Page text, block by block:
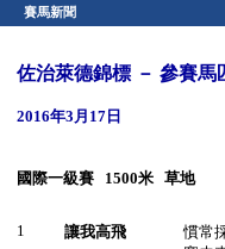
賽馬新聞
佐治萊德錦標 － 參賽馬
2016年3月17日
國際一級賽 1500米 草地
1 讓我高飛
慣常